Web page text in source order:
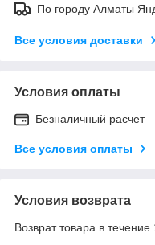
По городу Алматы
Все условия доставки
Условия оплаты
Безналичный расчет
Все условия оплаты
Условия возврата
Возврат товара в